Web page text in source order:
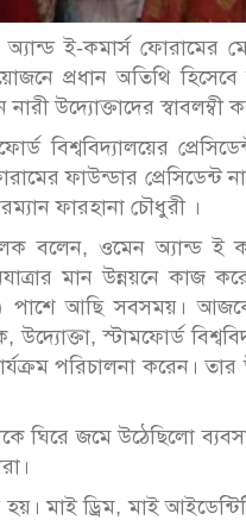
ই-কমার্স ফোরামের
প্রধান অতিথি হিসেবে
উদ্যোক্তাদের স্বাবলম্বী
বিশ্ববিদ্যালয়ের
ফাউন্ডার প্রেসিডেন্ট
ফারহানা চৌধুরী ।
বলেন, ‌ওমেন অ্যান্ড ই
মান উন্নয়নে কাজ
পাশে আছি সবসময়।
স্টামফোর্ড
পরিচালনা করেন।
ঘিরে জমে উঠেছিলো
মাই ড্রিম, মাই